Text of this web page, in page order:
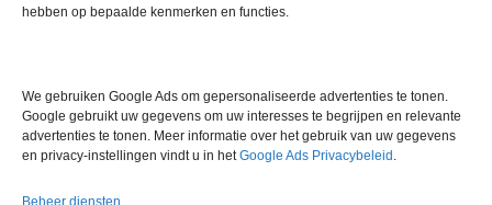
hebben op bepaalde kenmerken en functies.
We gebruiken Google Ads om gepersonaliseerde advertenties te tonen.
Google gebruikt uw gegevens om uw interesses te begrijpen en relevante
advertenties te tonen. Meer informatie over het gebruik van uw gegevens
en privacy-instellingen vindt u in hetGoogle Ads Privacybeleid .
Voorraad